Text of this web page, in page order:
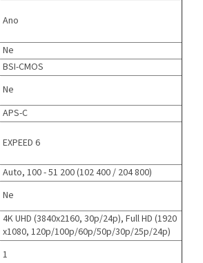
Ano
Ne
BSI-CMOS
Ne
APS-C
EXPEED 6
Auto, 100 - 51 200 (102 400 / 204 800)
Ne
4K UHD (3840x2160, 30p/24p), Full HD (1920
x1080, 120p/100p/60p/50p/30p/25p/24p)
1